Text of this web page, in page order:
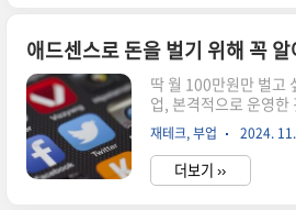
1시간 정도, 차로는
리치몬드는 조용하고
도시입니다. 헨리8세
어서 햄프턴 궁전을 함
런던 도심은 관광객도
력이 있다면 리치몬드
말로 현지 영국 감성을
애드센스로 돈을 벌기 위해 꼭
딱 월 100만원만 벌고
업, 본격적으로 운영
그동안의 수익과 과정
애드센스 부업을 하기
했는데, 그 중 가장 도
자들에서 들었던 SEO
재테크, 부업 2024.
더보기 ››